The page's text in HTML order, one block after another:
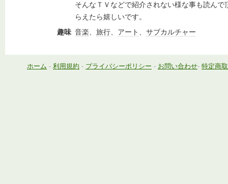
そんなＴＶなどで紹介されない様な事も読ん
らえたら嬉しいです。
趣味 音楽、 旅行、 アート 、 サブカルチャー
ホーム - 利用規約 - プライバシーポリシー - お問い合わせ- 特定商